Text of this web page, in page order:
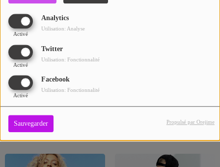
Analytics
Activé
Utilisation: Analyse
Twitter
Activé
Utilisation: Fonctionnalité
Facebook
Activé
Utilisation: Fonctionnalité
Sauvegarder Propulsé par Orejime
Calvin Harris